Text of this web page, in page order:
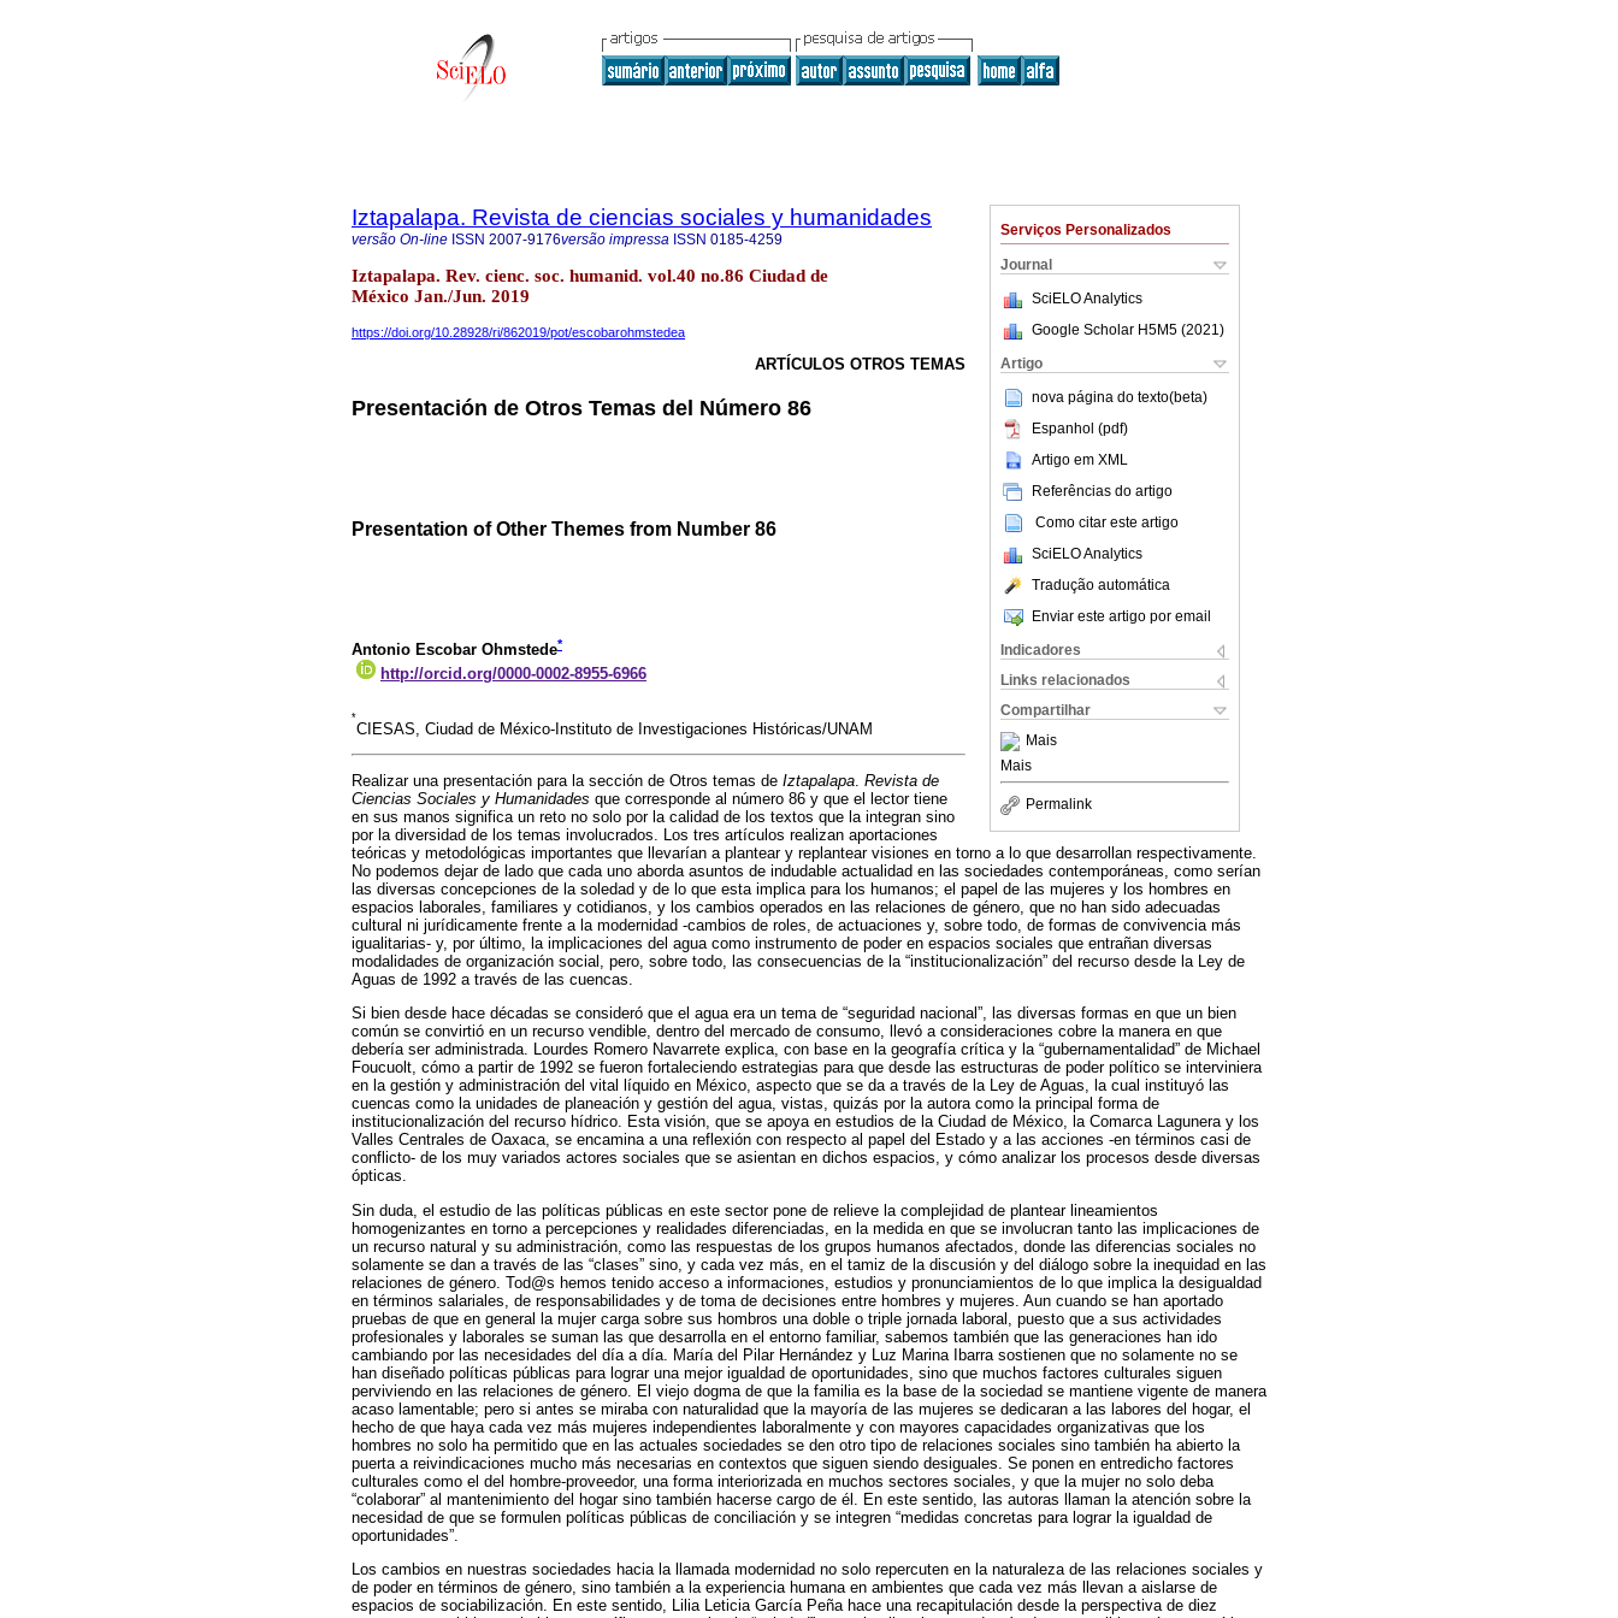
Serviços Personalizados
Journal
SciELO Analytics
Google Scholar H5M5 (2021 )
Artigo
nova página do texto(beta)
Espanhol (pdf)
Artigo em XML
Referências do artigo
Como citar este artigo
SciELO Analytics
Tradução automática
Enviar este artigo por email
Indicadores
Links relacionados
Compartilhar
Mais
Mais
Permalink
Iztapalapa. Revista de ciencias sociales y humanidades
versão On-line ISSN 2007-9176versão impressa ISSN 0185-4259
Iztapalapa. Rev. cienc. soc. humanid. vol.40 no.86 Ciudad de
México Jan./Jun. 2019
https://doi.org/10.28928/ri/862019/pot/escobarohmstedea
ARTÍCULOS OTROS TEMAS
Presentación de Otros Temas del Número 86
Presentation of Other Themes from Number 86
Antonio Escobar Ohmstede*
http://orcid.org/0000-0002-8955-6966
*
CIESAS, Ciudad de México-Instituto de Investigaciones Históricas/UNAM
Realizar una presentación para la sección de Otros temas de Iztapalapa. Revista de
Ciencias Sociales y Humanidades que corresponde al número 86 y que el lector tiene
en sus manos significa un reto no solo por la calidad de los textos que la integran sino
por la diversidad de los temas involucrados. Los tres artículos realizan aportaciones
teóricas y metodológicas importantes que llevarían a plantear y replantear visiones en torno a lo que desarrollan respectivamente.
No podemos dejar de lado que cada uno aborda asuntos de indudable actualidad en las sociedades contemporáneas, como serían
las diversas concepciones de la soledad y de lo que esta implica para los humanos; el papel de las mujeres y los hombres en
espacios laborales, familiares y cotidianos, y los cambios operados en las relaciones de género, que no han sido adecuadas
cultural ni jurídicamente frente a la modernidad -cambios de roles, de actuaciones y, sobre todo, de formas de convivencia más
igualitarias- y, por último, la implicaciones del agua como instrumento de poder en espacios sociales que entrañan diversas
modalidades de organización social, pero, sobre todo, las consecuencias de la “institucionalización” del recurso desde la Ley de
Aguas de 1992 a través de las cuencas.
Si bien desde hace décadas se consideró que el agua era un tema de “seguridad nacional”, las diversas formas en que un bien
común se convirtió en un recurso vendible, dentro del mercado de consumo, llevó a consideraciones cobre la manera en que
debería ser administrada. Lourdes Romero Navarrete explica, con base en la geografía crítica y la “gubernamentalidad” de Michael
Foucuolt, cómo a partir de 1992 se fueron fortaleciendo estrategias para que desde las estructuras de poder político se interviniera
en la gestión y administración del vital líquido en México, aspecto que se da a través de la Ley de Aguas, la cual instituyó las
cuencas como la unidades de planeación y gestión del agua, vistas, quizás por la autora como la principal forma de
institucionalización del recurso hídrico. Esta visión, que se apoya en estudios de la Ciudad de México, la Comarca Lagunera y los
Valles Centrales de Oaxaca, se encamina a una reflexión con respecto al papel del Estado y a las acciones -en términos casi de
conflicto- de los muy variados actores sociales que se asientan en dichos espacios, y cómo analizar los procesos desde diversas
ópticas.
Sin duda, el estudio de las políticas públicas en este sector pone de relieve la complejidad de plantear lineamientos
homogenizantes en torno a percepciones y realidades diferenciadas, en la medida en que se involucran tanto las implicaciones de
un recurso natural y su administración, como las respuestas de los grupos humanos afectados, donde las diferencias sociales no
solamente se dan a través de las “clases” sino, y cada vez más, en el tamiz de la discusión y del diálogo sobre la inequidad en las
relaciones de género. Tod@s hemos tenido acceso a informaciones, estudios y pronunciamientos de lo que implica la desigualdad
en términos salariales, de responsabilidades y de toma de decisiones entre hombres y mujeres. Aun cuando se han aportado
pruebas de que en general la mujer carga sobre sus hombros una doble o triple jornada laboral, puesto que a sus actividades
profesionales y laborales se suman las que desarrolla en el entorno familiar, sabemos también que las generaciones han ido
cambiando por las necesidades del día a día. María del Pilar Hernández y Luz Marina Ibarra sostienen que no solamente no se
han diseñado políticas públicas para lograr una mejor igualdad de oportunidades, sino que muchos factores culturales siguen
perviviendo en las relaciones de género. El viejo dogma de que la familia es la base de la sociedad se mantiene vigente de manera
acaso lamentable; pero si antes se miraba con naturalidad que la mayoría de las mujeres se dedicaran a las labores del hogar, el
hecho de que haya cada vez más mujeres independientes laboralmente y con mayores capacidades organizativas que los
hombres no solo ha permitido que en las actuales sociedades se den otro tipo de relaciones sociales sino también ha abierto la
puerta a reivindicaciones mucho más necesarias en contextos que siguen siendo desiguales. Se ponen en entredicho factores
culturales como el del hombre-proveedor, una forma interiorizada en muchos sectores sociales, y que la mujer no solo deba
“colaborar” al mantenimiento del hogar sino también hacerse cargo de él. En este sentido, las autoras llaman la atención sobre la
necesidad de que se formulen políticas públicas de conciliación y se integren “medidas concretas para lograr la igualdad de
oportunidades”.
Los cambios en nuestras sociedades hacia la llamada modernidad no solo repercuten en la naturaleza de las relaciones sociales y
de poder en términos de género, sino también a la experiencia humana en ambientes que cada vez más llevan a aislarse de
espacios de sociabilización. En este sentido, Lilia Leticia García Peña hace una recapitulación desde la perspectiva de diez